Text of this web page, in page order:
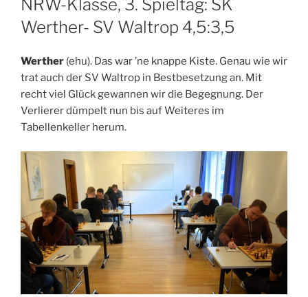
NRW-Klasse, 3. Spieltag: SK
Werther- SV Waltrop 4,5:3,5
Werther (ehu). Das war ’ne knappe Kiste. Genau wie wir
trat auch der SV Waltrop in Bestbesetzung an. Mit
recht viel Glück gewannen wir die Begegnung. Der
Verlierer dümpelt nun bis auf Weiteres im
Tabellenkeller herum.